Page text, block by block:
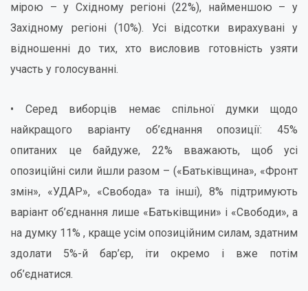
мірою – у Східному регіоні (22%), найменшою – у
Західному регіоні (10%). Усі відсотки вирахувані у
відношенні до тих, хто висловив готовність узяти
участь у голосуванні.
• Серед виборців немає спільної думки щодо
найкращого варіанту об’єднання опозиції: 45%
опитаних це байдуже, 22% вважають, щоб усі
опозиційні сили йшли разом – («Батьківщина», «Фронт
змін», «УДАР», «Свобода» та інші), 8% підтримують
варіант об’єднання лише «Батьківщини» і «Свободи», а
на думку 11% , краще усім опозиційним силам, здатним
здолати 5%-й бар’єр, іти окремо і вже потім
об’єднатися.